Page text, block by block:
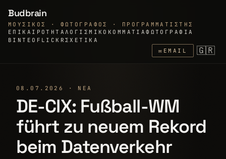
Budbrain
ΜΟΥΣΙΚΌΣ · ΦΩΤΟΓΡΆΦΟΣ · ΠΡΟΓΡΑΜΜΑΤΙΣΤΉΣ
ΕΠΙΚΑΙΡΌΤΗΤΑΛΟΓΙΣΜΙΚΌ ΚΟΜΜΆΤΙΑΦΩΤΟΓΡΑΦΊΑ
ΒΊΝΤΕΟ FLICKRΣΧΕΤΙΚΆ
✉ EMAIL 🇬🇷
08.07.2026 · ΝΈΑ
DE-CIX: Fußball-WM
führt zu neuem Rekord
beim Datenverkehr